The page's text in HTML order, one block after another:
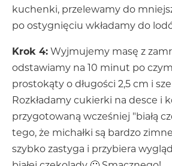
kuchenki, przelewamy do
po ostygnięciu wkładamy do
Krok 4: Wyjmujemy masę z
odstawiamy na 10 minut po
prostokąty o długości 2,5 cm i
Rozkładamy cukierki na desce i
przygotowaną wcześniej "białą
tego, że michałki są bardzo
szybko zastyga i przybiera